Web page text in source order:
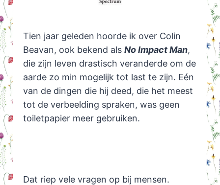
Tien jaar geleden hoorde ik over Colin
Beavan, ook bekend als No Impact Man,
die zijn leven drastisch veranderde om de
aarde zo min mogelijk tot last te zijn. Eén
van de dingen die hij deed, die het meest
tot de verbeelding spraken, was geen
toiletpapier meer gebruiken.
Dat riep vele vragen op bij mensen.